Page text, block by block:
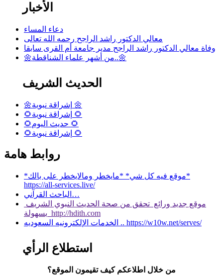
الأخبار
دعاء المساء
معالي الدكتور راشد الراجح رحمه الله تعالى
وفاة معالي الدكتور راشد الراجح مدير جامعة أم القرى سابقا
🌼من أشهر علماء الشناقطة..🌼
الحديث الشريف
🌼إشراقة نبوية 🌼
🌻إشراقة نبوية 🌻
🌻حديث اليوم 🌻
🌻إشراقة نبوية 🌻
روابط هامة
*موقع فيه كل شي* *مايخطر ومالايخطر على بالك*
https://all-services.live/
الباحث القرآني…
موقع جديد ورائع تحقق من صحة الحديث النبوي الشريف
بسهولة http://hdith.com
الخدمات الإلكترونيه السعوديه .. https://w10w.net/serves/
استطلاع الرأي
من خلال اطلاعكم كيف تقيمون الموقع؟